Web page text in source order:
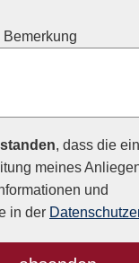
, dass die
meines
und
in der